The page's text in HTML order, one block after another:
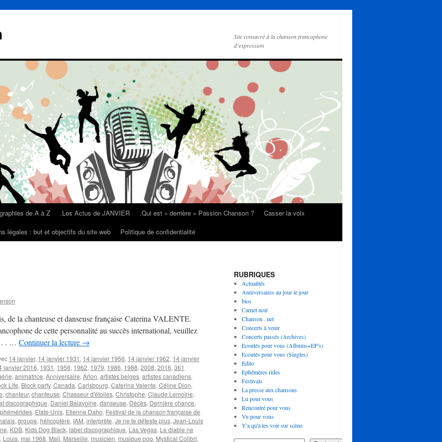
Site consacré à la chanson francophone
d’expression
de A à Z .Les Actus de JANVIER .Qui est « derrière » Passion Chanson ?
Casser la voix
légales : but et objectifs du site web Politique de confidentialité
de la chanteuse et danseuse française Caterina VALENTE.
de cette personnalité au succès international, veuillez
. … Continuer la lecture →
14 janvier, 14 janvier 1931 , 14 janvier 1956, 14 janvier 1962, 14 janvier
janvier 2016, 1931 , 1956, 1962, 1979, 1986, 1988, 2008, 2016, 361
, animatrice, Anniversaire, Arlon, artistes belges, artistes canadiens,
Life, Block party, Canada, Carlsbourg, Caterina Valente, Céline Dion,
, chanteur, chanteuse, Chasseur d'étoiles, Christophe, Claude Lemoine,
discographique, Daniel Balavoine, danseuse, Décès, Dernière chance,
, Etats-Unis, Etienne Daho, Festival de la chanson française de
, groupe, hélicoptère, IAM, interprète, Je ne te déteste plus, Jean-Louis
, KDB, Kids Dog Black, label discographique, Las Vegas, Le diable ne
, Louis, mai 1968, Mali, Marseille, musicien, musique pop, Mystical Colibri,
RUBRIQUES
Actualités
Anniversaires au jour le jour
bios
Carnet noir
Chanson . net
Concerts à venir
Concerts passés (Archives)
Ecoutés pour vous (Albums+EP's)
Ecoutés pour vous (Singles)
Edito
Ephémères rides
Festivals
La presse aux chansons
Lu pour vous
Rencontré pour vous
Vu pour vous
Y'a qu'à les voir sur scène